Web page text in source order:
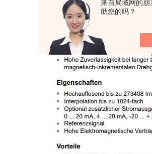
来自局域网的
助您的吗？